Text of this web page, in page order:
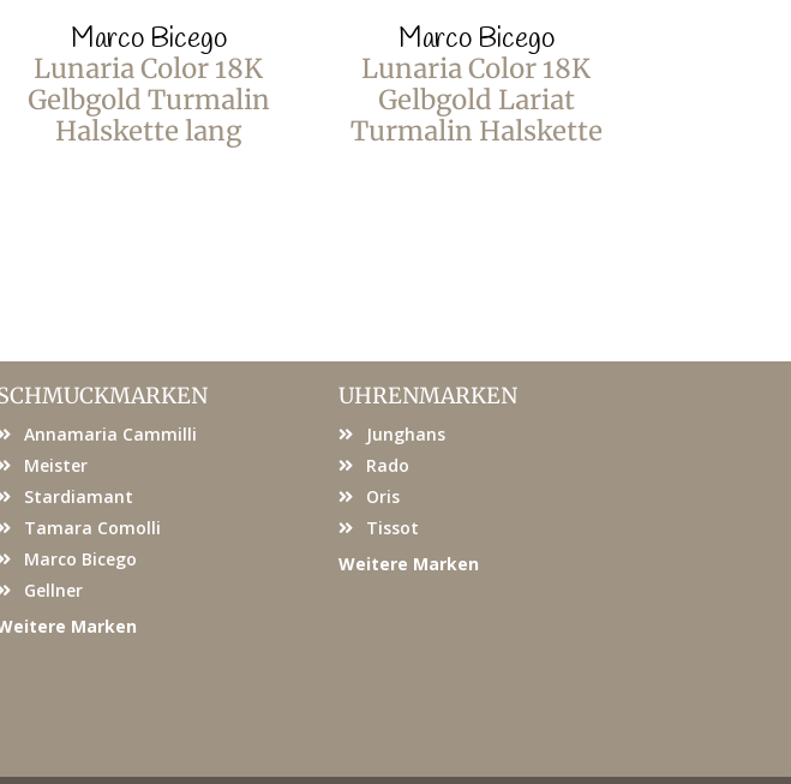
Marco Bicego
Lunaria Color 18K
Gelbgold Turmalin
Halskette lang
Marco Bicego
Lunaria Color 18K
Gelbgold Lariat
Turmalin Halskette
Annamaria Cammilli
Meister
Stardiamant
Tamara Comolli
Marco Bicego
Gellner
Marken
UHRENMARKEN
Junghans
Rado
Oris
Tissot
Weitere Marken